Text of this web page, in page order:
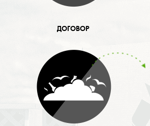
ДОГОВОР